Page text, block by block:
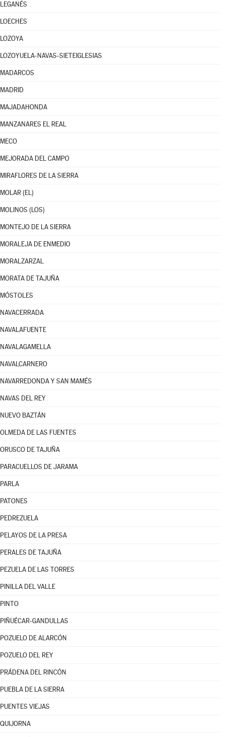
LEGANÉS
LOECHES
LOZOYA
LOZOYUELA-NAVAS-SIETEIGLESIAS
MADARCOS
MADRID
MAJADAHONDA
MANZANARES EL REAL
MECO
MEJORADA DEL CAMPO
MIRAFLORES DE LA SIERRA
MOLAR (EL)
MOLINOS (LOS)
MONTEJO DE LA SIERRA
MORALEJA DE ENMEDIO
MORALZARZAL
MORATA DE TAJUÑA
MÓSTOLES
NAVACERRADA
NAVALAFUENTE
NAVALAGAMELLA
NAVALCARNERO
NAVARREDONDA Y SAN MAMÉS
NAVAS DEL REY
NUEVO BAZTÁN
OLMEDA DE LAS FUENTES
ORUSCO DE TAJUÑA
PARACUELLOS DE JARAMA
PARLA
PATONES
PEDREZUELA
PELAYOS DE LA PRESA
PERALES DE TAJUÑA
PEZUELA DE LAS TORRES
PINILLA DEL VALLE
PINTO
PIÑUÉCAR-GANDULLAS
POZUELO DE ALARCÓN
POZUELO DEL REY
PRÁDENA DEL RINCÓN
PUEBLA DE LA SIERRA
PUENTES VIEJAS
QUIJORNA